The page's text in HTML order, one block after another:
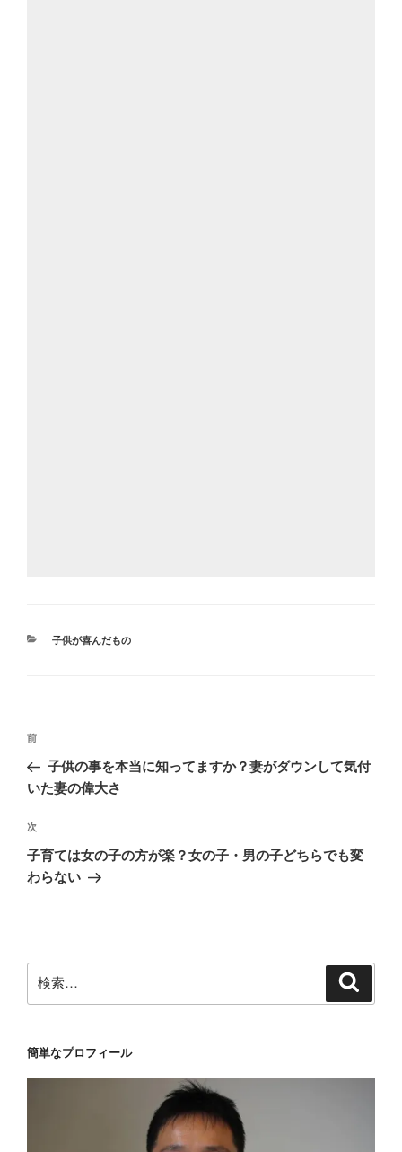
カ
子供が喜んだもの
投
ナ
ゲ
ー
シ
前
の
投
前
子供の事を本当に知ってますか？妻がダウンして気付
いた妻の偉大さ
次
の
投
次
子育ては女の子の方が楽？女の子・男の子どちらでも変
わらない
索:
簡単なプロフィール